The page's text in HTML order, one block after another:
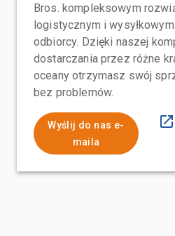
Bros. kompleksowym
logistycznym i
odbiorcy. Dzięki naszej
dostarczania przez różne
oceany otrzymasz swój
bez problemów.
Wyślij do nas e-
maila